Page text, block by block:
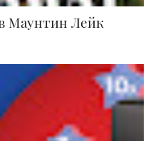
Маунтин Лейк